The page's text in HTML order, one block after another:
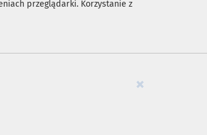
przeglądarki. Korzystanie z
×